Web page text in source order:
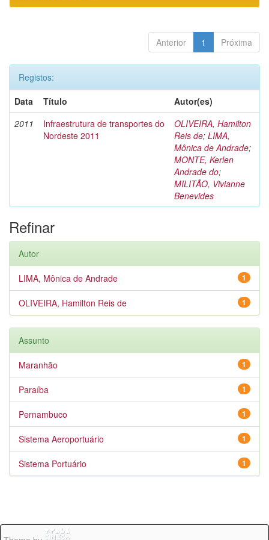
Anterior 1 Próxima
Registos:
Data
Título
Autor(es)
2011
Infraestrutura de transportes do
Nordeste 2011
OLIVEIRA, Hamilton
Reis de; LIMA,
Mônica de Andrade;
MONTE, Kerlen
Andrade do;
MILITÃO, Vivianne
Benevides
Refinar
Autor
1
LIMA, Mônica de Andrade
1
OLIVEIRA, Hamilton Reis de
Assunto
1
Maranhão
1
Paraíba
1
Pernambuco
1
Sistema Aeroportuário
1
Sistema Portuário